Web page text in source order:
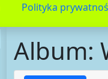
Polityka
Album: